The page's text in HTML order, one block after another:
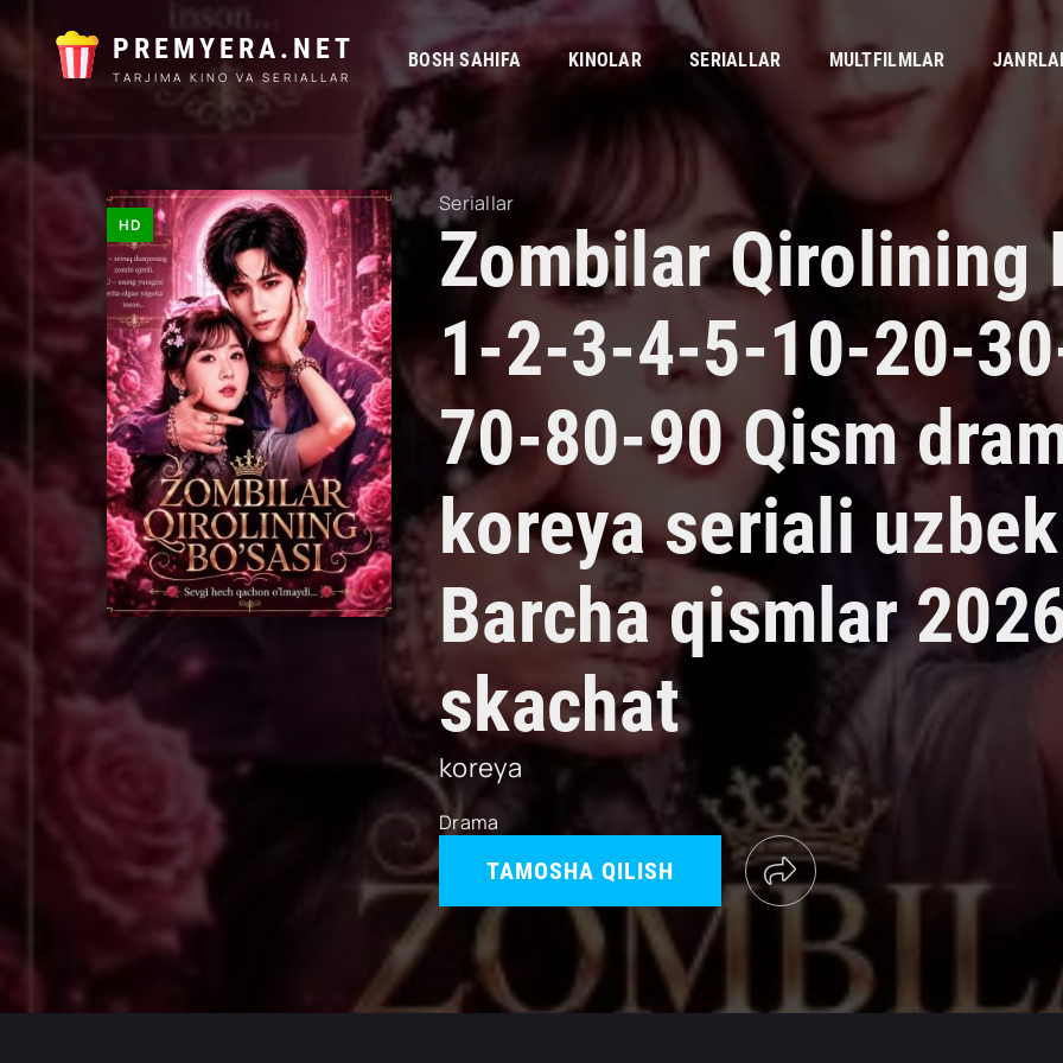
PREMYERA.NET
TARJIMA KINO VA SERIALLAR
BOSH SAHIFA KINOLAR SERIALLAR MULTFILMLAR
HD
Seriallar
Zombilar Qirolining
1-2-3-4-5-10-20-
70-80-90 Qism
koreya seriali
Barcha qismlar
skachat
koreya
Drama
TAMOSHA QILISH